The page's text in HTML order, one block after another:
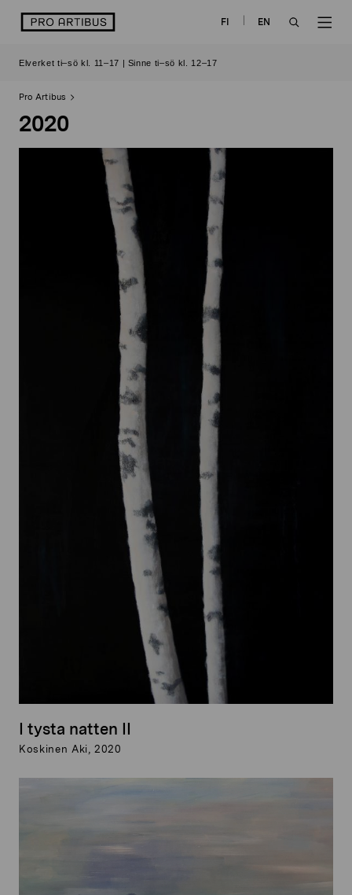
logo FI
EN
Elverket ti–sö kl. 11–17 | Sinne ti–sö kl. 12–17
Pro Artibus
2020
I tysta natten II
Koskinen Aki, 2020